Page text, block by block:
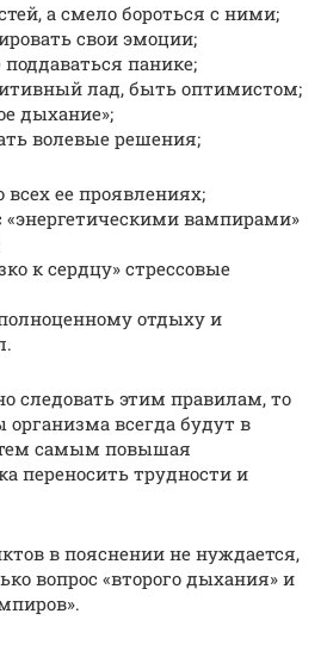
а смело бороться с ними;
свои эмоции;
панике;
лад, быть оптимистом;
дыхание»;
волевые решения;
ее проявлениях;
«энергетическими вампирами»
к сердцу» стрессовые
отдыху и
следовать этим правилам, то
организма всегда будут в
тем самым повышая
переносить трудности и
в пояснении не нуждается,
вопрос «второго дыхания» и